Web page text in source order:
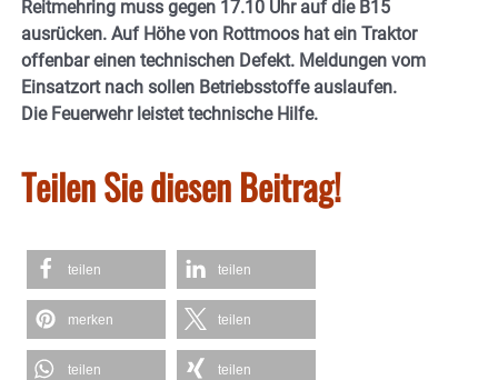
Reitmehring muss gegen 17.10 Uhr auf die B15
ausrücken. Auf Höhe von Rottmoos hat ein Traktor
offenbar einen technischen Defekt. Meldungen vom
Einsatzort nach sollen Betriebsstoffe auslaufen.
Die Feuerwehr leistet technische Hilfe.
Teilen Sie diesen Beitrag!
teilen teilen
merken teilen
teilen teilen